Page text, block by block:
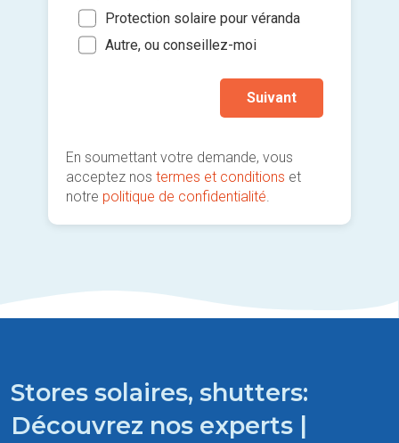
Protection solaire pour véranda
Autre, ou conseillez-moi
Suivant
En soumettant votre demande, vous
acceptez nostermes et conditions et
notre politique de confidentialité.
Stores solaires, shutters:
Découvrez nos experts |